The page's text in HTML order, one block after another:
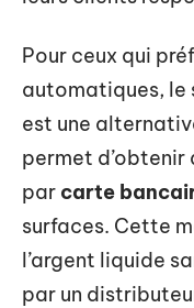
Pour ceux qui
automatiques, le
est une
permet d’obtenir
par carte
surfaces. Cette
l’argent liquide
par un